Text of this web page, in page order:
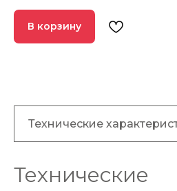
В корзину
Технические